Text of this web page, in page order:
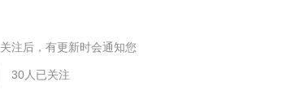
关注后，有更新时会通知您
30人已关注